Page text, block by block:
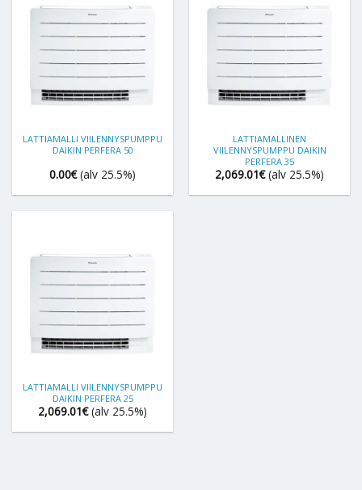
LATTIAMALLI VIILENNYSPUMPPU
DAIKIN PERFERA 50
0.00€ (alv 25.5%)
LATTIAMALLINEN
VIILENNYSPUMPPU DAIKIN
PERFERA 35
2,069.01€ (alv 25.5%)
LATTIAMALLI VIILENNYSPUMPPU
DAIKIN PERFERA 25
2,069.01€ (alv 25.5%)